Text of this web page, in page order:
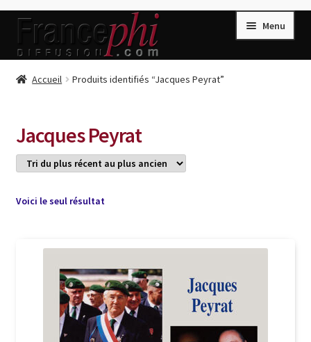
Aller
la
Aller
contenu
Menu
Accueil
Compte
Conditions de Vente
Connection
Listes d’Envies
Livres de Peter Randa
Livres de Philippe Randa
Login Customizer
Accueil Produits identifiés “Jacques Peyrat”
Jacques Peyrat
Voici le seul résultat